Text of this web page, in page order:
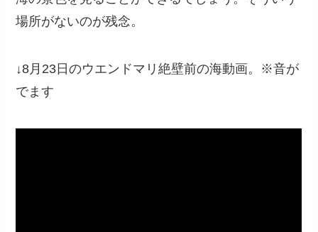
場所がないのが残念。
↓8月23日のウエンドマリ絶壁前の海動画。※音が
でます